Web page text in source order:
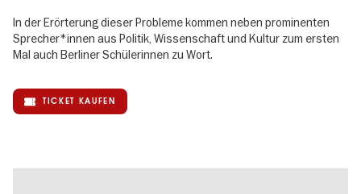
In der Erörterung dieser Probleme kommen neben prominenten
Sprecher*innen aus Politik, Wissenschaft und Kultur zum ersten
Mal auch Berliner Schülerinnen zu Wort.
TICKET KAUFEN